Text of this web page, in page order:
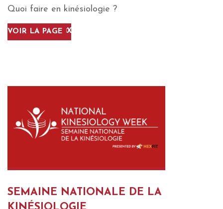
Quoi faire en kinésiologie ?
VOIR LA PAGE
SEMAINE NATIONALE DE LA